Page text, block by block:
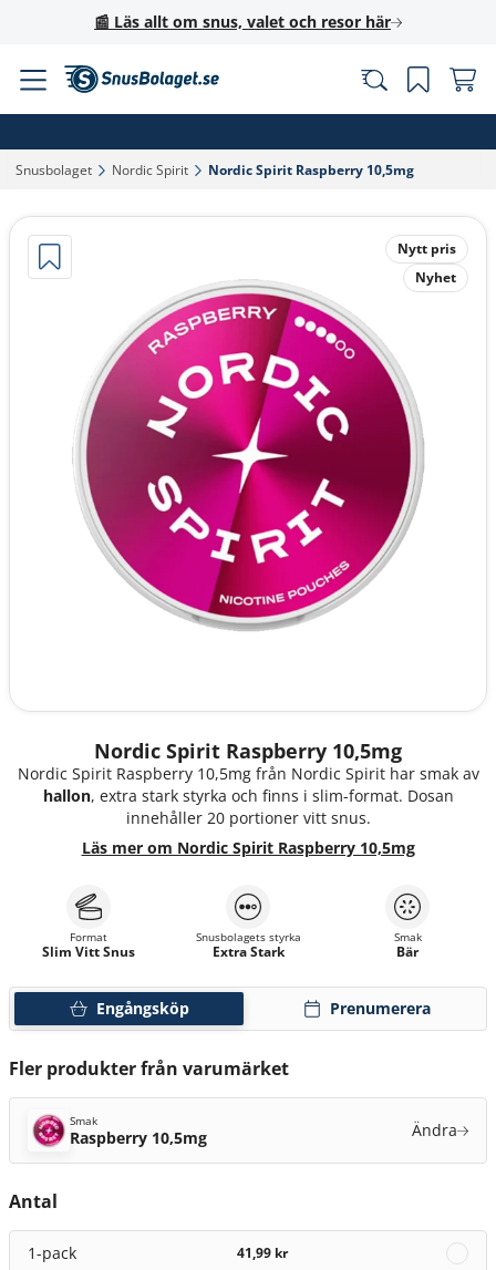
📰 Läs allt om snus, valet och resor här
Snusbolaget‎ Nordic Spirit‎ Nordic Spirit Raspberry 10,5mg‎
Nytt pris
Nyhet
Nordic Spirit Raspberry 10,5mg
Nordic Spirit Raspberry 10,5mg från Nordic Spirit har smak av
hallon, extra stark styrka och finns i slim-format. Dosan
innehåller 20 portioner vitt snus.
Läs mer om Nordic Spirit Raspberry 10,5mg
Engångsköp Prenumerera
Format
Slim Vitt Snus
Snusbolagets styrka
Extra Stark
Smak
Bär
Fler produkter från varumärket
Smak
Raspberry 10,5mg Ändra
Antal
1-pack 41,99 kr